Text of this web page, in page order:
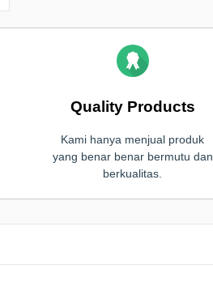
Quality Products
Kami hanya menjual produk
yang benar benar bermutu dan
berkualitas.